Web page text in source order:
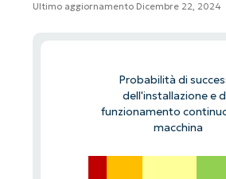
Ultimo aggiornamento Dicembre 22, 2024
Probabilità di
dell'installazione e
funzionamento
macchina